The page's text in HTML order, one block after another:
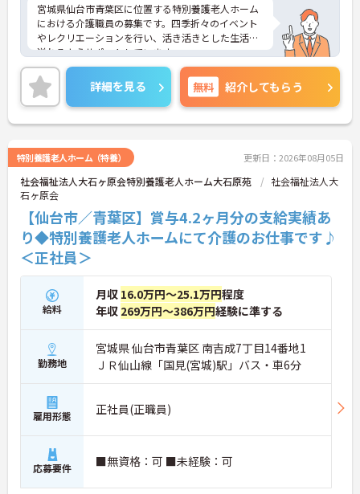
宮城県仙台市青葉区に位置する特別養護老人ホーム
における介護職員の募集です。四季折々のイベント
やレクリエーションを行い、活き活きとした生活が
送れるようサポートしています。
研修制度が充実しており、未経験の方も安心してご
勤務いただけます。年間休日が120日もあり、プラ
イベートとのメリハリをつけた働き方ができます。
ご興味のある方には、面接対策ポイントなど、さら
に詳細をお話しいたしますのでお気軽にご相談くだ
詳細を見る 無料 紹介してもらう
特別養護老人ホーム（特養） 更新日：2026年08月05日
社会福祉法人大石ヶ原会特別養護老人ホーム大石原苑
社会福祉法人大
石ヶ原会
【仙台市／青葉区】賞与4.2ヶ月分の支給実績あ
り◆特別養護老人ホームにて介護のお仕事です♪
＜正社員＞
給料
月収 16.0万円～25.1万円程度
年収 269万円～386万円経験に準する
勤務地
宮城県 仙台市青葉区 南吉成7丁目14番地1
ＪＲ仙山線「国見(宮城)駅」バス・車6分
雇用形態 正社員(正職員)
応募要件 ■無資格：可 ■未経験：可